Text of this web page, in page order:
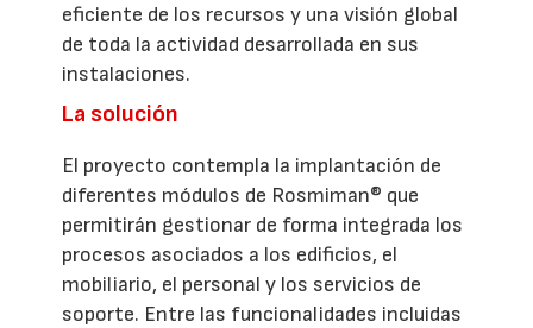
eficiente de los recursos y una visión global
de toda la actividad desarrollada en sus
instalaciones.
La solución
El proyecto contempla la implantación de
diferentes módulos de Rosmiman® que
permitirán gestionar de forma integrada los
procesos asociados a los edificios, el
mobiliario, el personal y los servicios de
soporte. Entre las funcionalidades incluidas